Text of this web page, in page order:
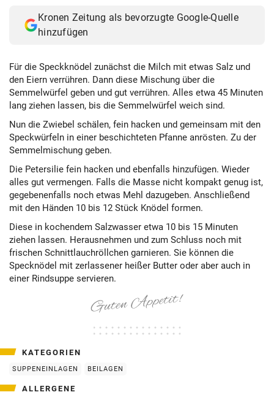
Kronen Zeitung als bevorzugte Google-Quelle
hinzufügen
Für die Speckknödel zunächst die Milch mit etwas Salz und
den Eiern verrühren. Dann diese Mischung über die
Semmelwürfel geben und gut verrühren. Alles etwa 45 Minuten
lang ziehen lassen, bis die Semmelwürfel weich sind.
Nun die Zwiebel schälen, fein hacken und gemeinsam mit den
Speckwürfeln in einer beschichteten Pfanne anrösten. Zu der
Semmelmischung geben.
Die Petersilie fein hacken und ebenfalls hinzufügen. Wieder
alles gut vermengen. Falls die Masse nicht kompakt genug ist,
gegebenenfalls noch etwas Mehl dazugeben. Anschließend
mit den Händen 10 bis 12 Stück Knödel formen.
Diese in kochendem Salzwasser etwa 10 bis 15 Minuten
ziehen lassen. Herausnehmen und zum Schluss noch mit
frischen Schnittlauchröllchen garnieren. Sie können die
Specknödel mit zerlassener heißer Butter oder aber auch in
einer Rindsuppe servieren.
KATEGORIEN
SUPPENEINLAGEN BEILAGEN
ALLERGENE